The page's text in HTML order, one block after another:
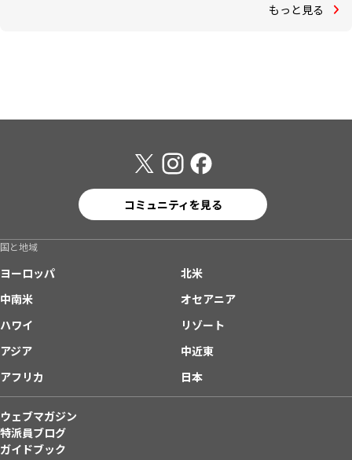
もっと見る
コミュニティを見る
国と地域
ヨーロッパ
北米
中南米
オセアニア
ハワイ
リゾート
アジア
中近東
アフリカ
日本
ウェブマガジン
特派員ブログ
ガイドブック